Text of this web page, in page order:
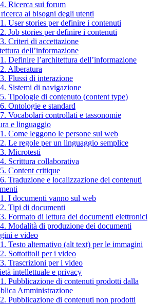
Ricerca sui forum
ai bisogni degli utenti
User stories per definire i contenuti
Job stories per definire i contenuti
Criteri di accettazione
dell’informazione
Definire l’architettura dell’informazione
Alberatura
Flussi di interazione
Sistemi di navigazione
Tipologie di contenuto (content type)
Ontologie e standard
Vocabolari controllati e tassonomie
e linguaggio
Come leggono le persone sul web
Le regole per un linguaggio semplice
Microtesti
Scrittura collaborativa
Content critique
Traduzione e localizzazione dei contenuti
I documenti vanno sul web
Tipi di documenti
Formato di lettura dei documenti elettronici
Modalità di produzione dei documenti
e video
Testo alternativo (alt text) per le immagini
Sottotitoli per i video
Trascrizioni per i video
intellettuale e privacy
Pubblicazione di contenuti prodotti dalla
Amministrazione
Pubblicazione di contenuti non prodotti